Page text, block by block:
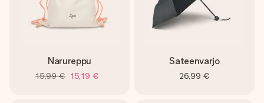
Narureppu
15,99 € 15,19 €
Sateenvarjo
26,99 €